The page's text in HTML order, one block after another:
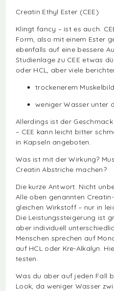
Creatin Ethyl Ester (CEE)
Klingt fancy – ist es auch.
Form, also mit einem Ester
ebenfalls auf eine bessere
Studienlage zu CEE etwas
oder HCL, aber viele
trockenerem Muskelbild
weniger Wasser unter
Allerdings ist der
– CEE kann leicht bitter
in Kapseln angeboten.
Was ist mit der Wirkung?
Creatin Abstriche machen?
Die kurze Antwort: Nicht
Alle oben genannten
gleichen Wirkstoff – nur in
Die Leistungssteigerung ist
aber individuell
Menschen sprechen auf
auf HCL oder Kre-Alkalyn.
testen.
Was du aber auf jeden Fall
Look, da weniger Wasser